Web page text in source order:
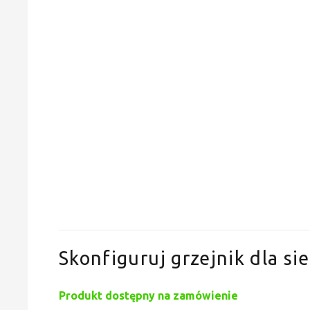
Skonfiguruj grzejnik dla
Produkt dostępny na zamówienie